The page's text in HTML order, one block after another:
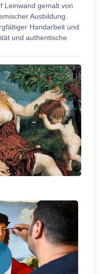
Leinwand gemalt von
Ausbildung.
Handarbeit und
und authentische